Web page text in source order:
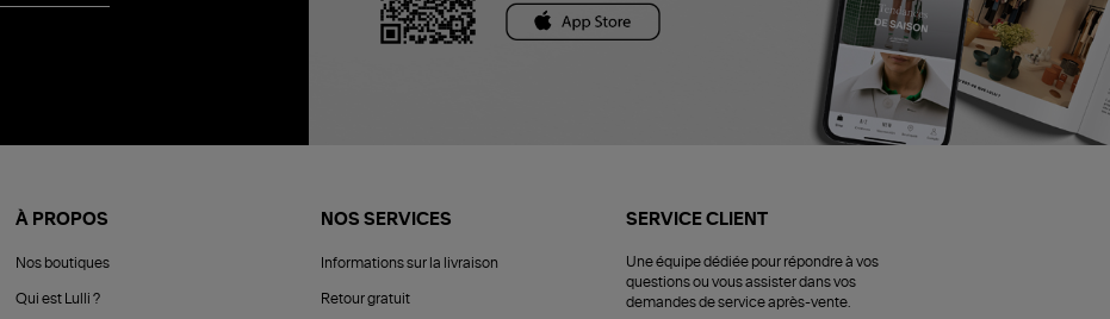
À PROPOS
Nos boutiques
Qui est Lulli ?
NOS SERVICES
Informations sur la livraison
Retour gratuit
SERVICE CLIENT
Une équipe dédiée pour répondre à vos
questions ou vous assister dans vos
demandes de service après-vente.